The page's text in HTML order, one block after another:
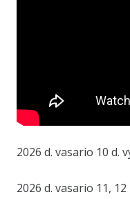
2026 d. vasario 10 d.
2026 d. vasario 11,